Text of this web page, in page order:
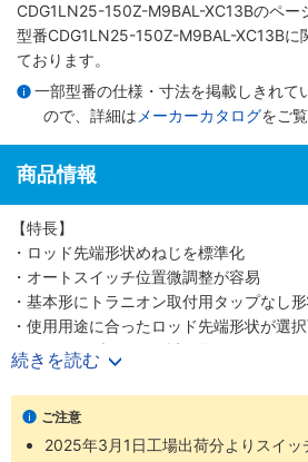
CDG1LN25-150Z-M9BAL-XC13Bのペー
型番CDG1LN25-150Z-M9BAL-XC13Bに
ております。
一部型番の仕様・寸法を掲載しきれて
ので、詳細は メーカーカタログをご
商品情報
【特長】
・ロッド先端形状めねじを標準化
・オートスイッチ位置微調整が容易
・基本形にトラニオン取付用タップなし
・使用用途に合ったロッド先端形状が選
・スイッチブラケット透明化によるイン
・ロッド先端金具、揺動受け金具付の品番
・豊富な取付支持金具
続きを読む
ご注意
2025年3月1日工場出荷分よりスイッ